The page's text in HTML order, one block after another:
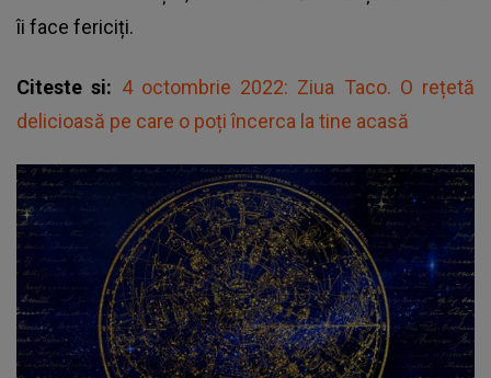
îi face fericiți.
Citeste si: 4 octombrie 2022: Ziua Taco. O rețetă
delicioasă pe care o poți încerca la tine acasă